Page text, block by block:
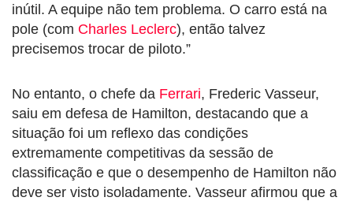
inútil. A equipe não tem problema. O carro está na
pole (com Charles Leclerc), então talvez
precisemos trocar de piloto.”
No entanto, o chefe da Ferrari, Frederic Vasseur,
saiu em defesa de Hamilton, destacando que a
situação foi um reflexo das condições
extremamente competitivas da sessão de
classificação e que o desempenho de Hamilton não
deve ser visto isoladamente. Vasseur afirmou que a